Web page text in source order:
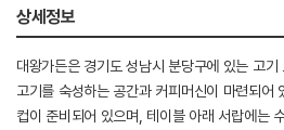
상세정보
대왕가든은 경기도 성남시 분당구에 있는 고
고기를 숙성하는 공간과 커피머신이 마련되어
컵이 준비되어 있으며, 테이블 아래 서랍에는